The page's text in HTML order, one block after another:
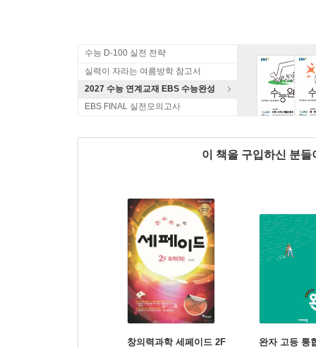
수능 D-100 실전 전략
실력이 자라는 여름방학 참고서
2027 수능 연계교재 EBS 수능완성
EBS FINAL 실전모의고사
이 책을 구입하신 분
창의력과학 세페이드 2F
완자 고등 통